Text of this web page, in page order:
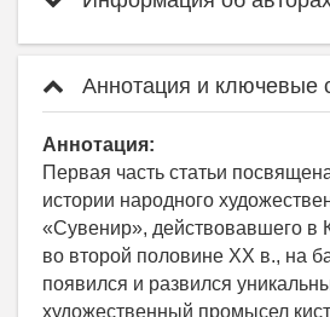
Аннотация и ключевые
Аннотация:
Первая часть статьи
истории народного
«Сувенир», действовавшего в
во второй половине ХХ в., на
появился и развился
художественный промысел